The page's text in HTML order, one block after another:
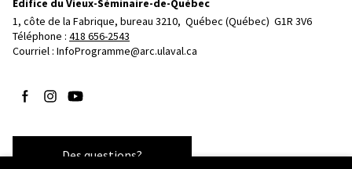
Édifice du Vieux-Séminaire-de-Québec
1, côte de la Fabrique, bureau 3210, Québec (Québec)  G1R 3V6
Téléphone : 418 656-2543
Courriel : InfoProgramme@arc.ulaval.ca
Suivez-nous sur Facebook
Suivez-nous sur Instagram
Suivez-nous sur YouTube
Des questions?